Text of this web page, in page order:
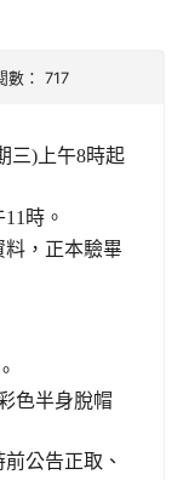
數： 717
三) 上午8時起
11 時。
料，正本驗畢
色半身脫帽
前公告正取、